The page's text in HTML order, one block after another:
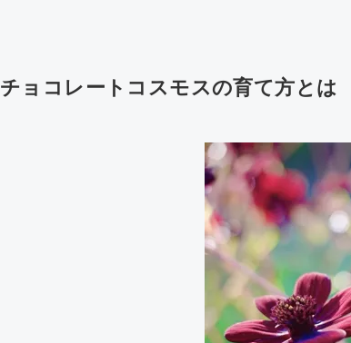
チョコレートコスモスの育て方とは